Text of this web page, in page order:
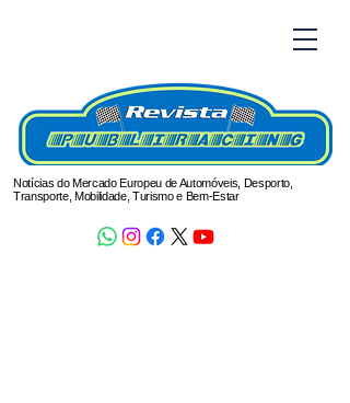
Notícias do Mercado Europeu de Automóveis, Desporto,
Transporte, Mobilidade, Turismo e Bem-Estar